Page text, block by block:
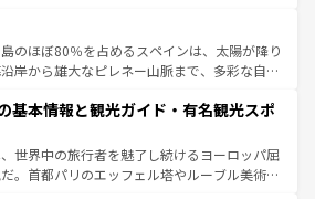
ーナの美しい田園風景やアマルフィ海岸の絶
景観も見逃せない。観光の合間には、本場の
など、絶品のイタリア料理を堪能することも
イタリアで、忘れられない旅をしてみよう！
イタリア情報は
のほぼ80％を占めるスペインは、太陽が降り
岸から雄大なピレネー山脈まで、多彩な自然
この国では、情熱的なフラメンコ、熱気あふ
して美味しいタパスが生活の一部となってい
リードの洗練された雰囲気や、バルセロナの
た街角から、地方では古代ローマ遺跡や中世
基本情報と観光ガイド・有名観光スポ
世界中の旅行者を魅了し続けるヨーロッパ屈
。首都パリのエッフェル塔やルーブル美術館